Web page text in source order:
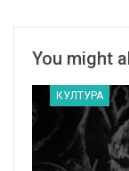
You might
КУЛТУРА